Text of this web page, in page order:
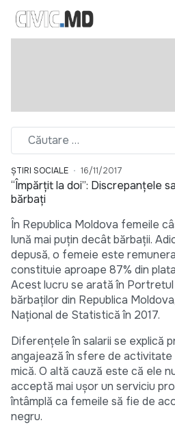
ȘTIRI SOCIALE 16/11/2017
“Împărțit la doi”: Discrepanțele
bărbați
În Republica Moldova femeile
lună mai puțin decât bărbații.
depusă, o femeie este
constituie aproape 87% din
Acest lucru se arată în
bărbaților din Republica
Național de Statistică în 2017.
Diferențele în salarii se explică
angajează în sfere de
mică. O altă cauză este că ele
acceptă mai ușor un serviciu
întâmplă ca femeile să fie de
negru.